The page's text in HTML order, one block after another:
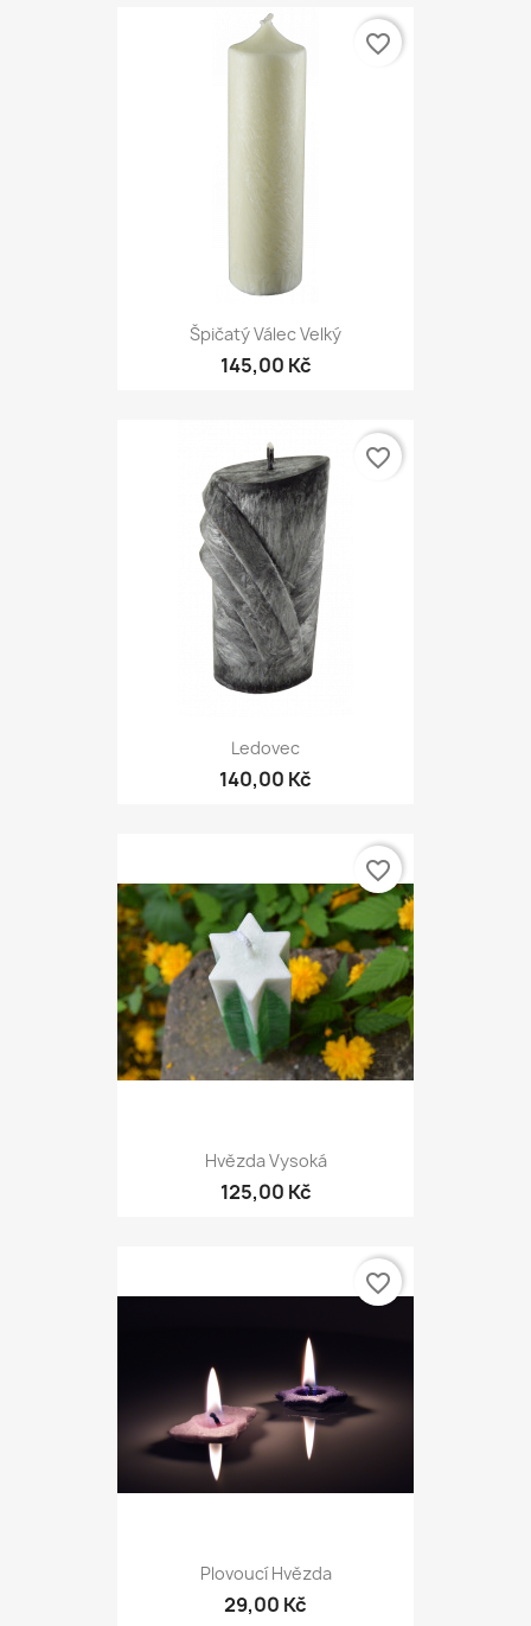
Špičatý Válec Velký
145,00 Kč
favorite_border
Ledovec
140,00 Kč
favorite_border
Hvězda Vysoká
125,00 Kč
favorite_border
Plovoucí Hvězda
29,00 Kč
favorite_border